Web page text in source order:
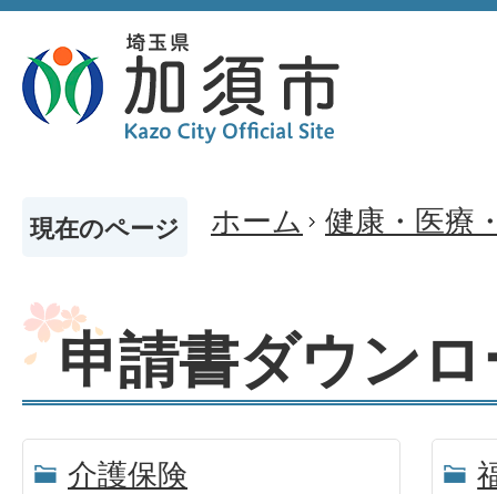
現在のページ ホーム 健康・医療
申請書ダウン
介護保険